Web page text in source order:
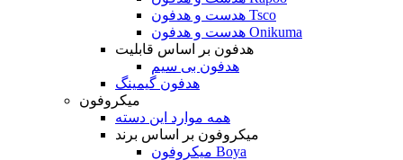
هدست و هدفون Tsco
هدست و هدفون Onikuma
هدفون بر اساس قابلیت
هدفون بی سیم
هدفون گیمینگ
میکروفون
همه موارد این دسته
میکروفون بر اساس برند
میکروفون Boya